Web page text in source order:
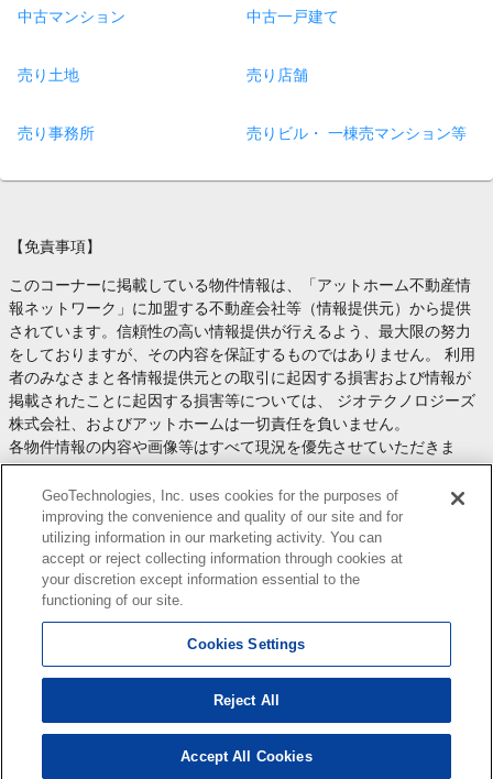
中古マンション 中古一戸建て
売り土地 売り店舗
売り事務所 売りビル・ 一棟売マンション等
【免責事項】
このコーナーに掲載している物件情報は、「アットホーム不動産情
報ネットワーク」に加盟する不動産会社等（情報提供元）から提供
されています。信頼性の高い情報提供が行えるよう、最大限の努力
をしておりますが、その内容を保証するものではありません。 利用
者のみなさまと各情報提供元との取引に起因する損害および情報が
掲載されたことに起因する損害等については、 ジオテクノロジーズ
株式会社、およびアットホームは一切責任を負いません。
各物件情報の内容や画像等はすべて現況を優先させていただきま
す。
お取引等（お取引の準備、資金調達等を含みます）の際には、内容
や契約条件等について、 各情報提供元より十分な説明を受け、ご自
身でご確認の上、判断してください。
このコーナーへの物件情報のご掲載、その他不動産業務ソリューシ
ョン等についての不動産会社様のお問合せはこちら
します。
Copyright(c) At Home Co.,Ltd. このサイトに掲載している情報の無断転載を禁止します。著作権
はアットホーム（株）またはその情報提供者に帰属します。
本ページはプロモーションが含まれています。
検索結果を見る
GeoTechnologies, Inc. uses cookies for the purposes of
improving the convenience and quality of our site and for
utilizing information in our marketing activity. You can
accept or reject collecting information through cookies at
your discretion except information essential to the
functioning of our site.
Cookies Settings
Reject All
Accept All Cookies